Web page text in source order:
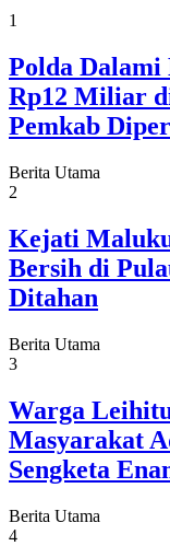
1
Polda Dalami
Rp12 Miliar
Pemkab
Berita Utama
2
Kejati
Bersih di
Ditahan
Berita Utama
3
Warga
Masyarakat
Sengketa
Berita Utama
4